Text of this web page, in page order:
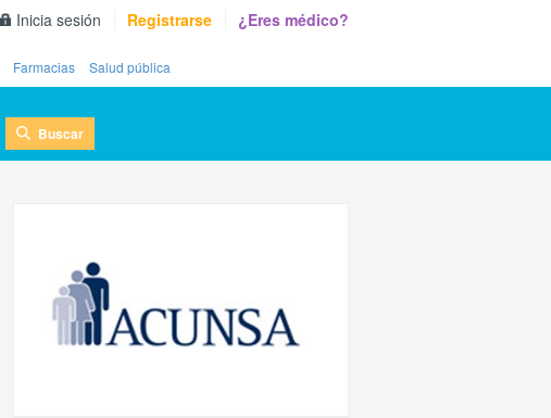
Inicia sesión Registrarse ¿Eres médico?
Farmacias Salud pública
Buscar